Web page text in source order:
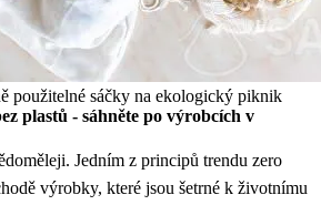
použitelné sáčky na ekologický piknik
plastů - sáhněte po výrobcích v
Jedním z principů trendu zero
výrobky, které jsou šetrné k životnímu